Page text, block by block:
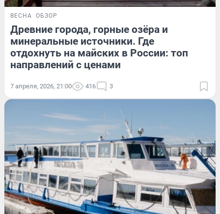
ВЕСНА ОБЗОР
Древние города, горные озёра и
минеральные источники. Где
отдохнуть на майских в России: топ
направлений с ценами
7 апреля, 2026, 21:00 416 3